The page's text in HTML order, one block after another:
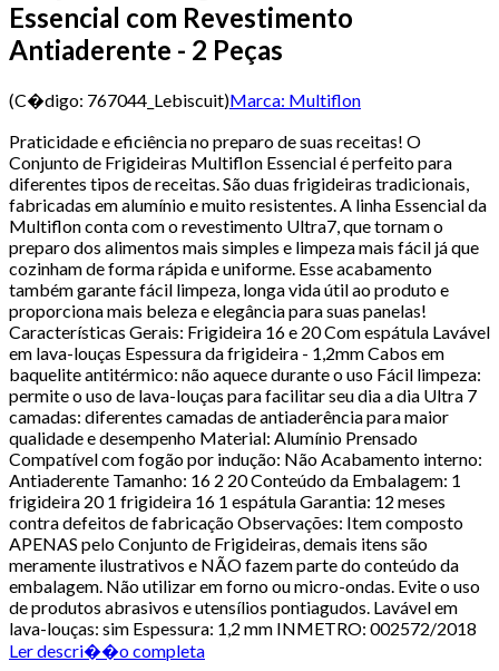
Essencial com Revestimento
Antiaderente - 2 Peças
(C�digo: 767044_Lebiscuit)Marca: Multiflon
Praticidade e eficiência no preparo de suas receitas! O
Conjunto de Frigideiras Multiflon Essencial é perfeito para
diferentes tipos de receitas. São duas frigideiras tradicionais,
fabricadas em alumínio e muito resistentes. A linha Essencial da
Multiflon conta com o revestimento Ultra7, que tornam o
preparo dos alimentos mais simples e limpeza mais fácil já que
cozinham de forma rápida e uniforme. Esse acabamento
também garante fácil limpeza, longa vida útil ao produto e
proporciona mais beleza e elegância para suas panelas!
Características Gerais: Frigideira 16 e 20 Com espátula Lavável
em lava-louças Espessura da frigideira - 1,2mm Cabos em
baquelite antitérmico: não aquece durante o uso Fácil limpeza:
permite o uso de lava-louças para facilitar seu dia a dia Ultra 7
camadas: diferentes camadas de antiaderência para maior
qualidade e desempenho Material: Alumínio Prensado
Compatível com fogão por indução: Não Acabamento interno:
Antiaderente Tamanho: 16 2 20 Conteúdo da Embalagem: 1
frigideira 20 1 frigideira 16 1 espátula Garantia: 12 meses
contra defeitos de fabricação Observações: Item composto
APENAS pelo Conjunto de Frigideiras, demais itens são
meramente ilustrativos e NÃO fazem parte do conteúdo da
embalagem. Não utilizar em forno ou micro-ondas. Evite o uso
de produtos abrasivos e utensílios pontiagudos. Lavável em
lava-louças: sim Espessura: 1,2 mm INMETRO: 002572/2018
Ler descri��o completa